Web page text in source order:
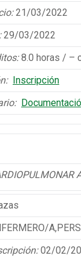
21/03/2022
29/03/2022
8.0 horas / –
Inscripción
02/02/